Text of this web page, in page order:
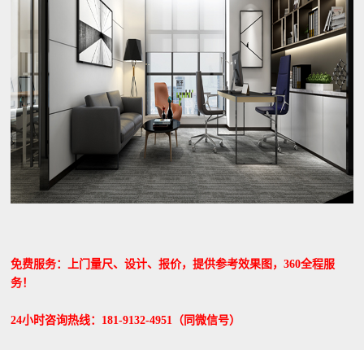
免费服务：上门量尺、设计、报价，提供参考效果图，360全程服
务！
24小时咨询热线：181-9132-4951（同微信号）